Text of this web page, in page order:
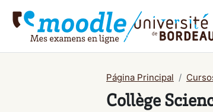
Página Principal
Collège